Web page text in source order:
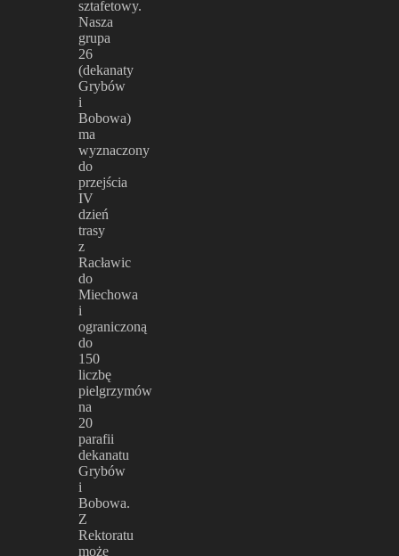
sztafetowy.
Nasza
grupa
26
(dekanaty
Grybów
i
Bobowa)
ma
wyznaczony
do
przejścia
IV
dzień
trasy
z
Racławic
do
Miechowa
i
ograniczoną
do
150
liczbę
pielgrzymów
na
20
parafii
dekanatu
Grybów
i
Bobowa.
Z
Rektoratu
może